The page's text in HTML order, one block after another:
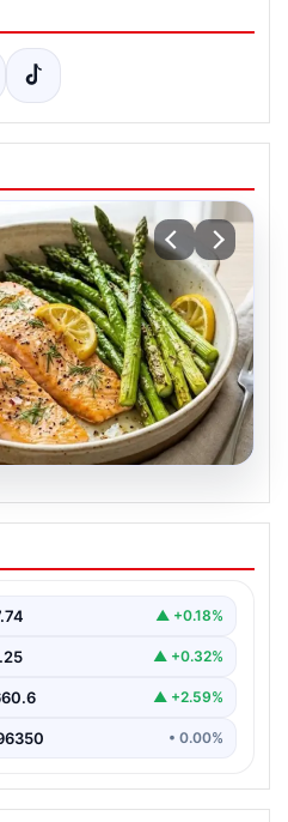
omega-3 deposu:
somon
▲ +0.18%
▲ +0.32%
▲ +2.59%
• 0.00%